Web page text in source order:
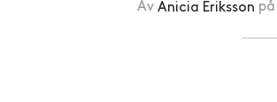
Av Anicia Eriksson på